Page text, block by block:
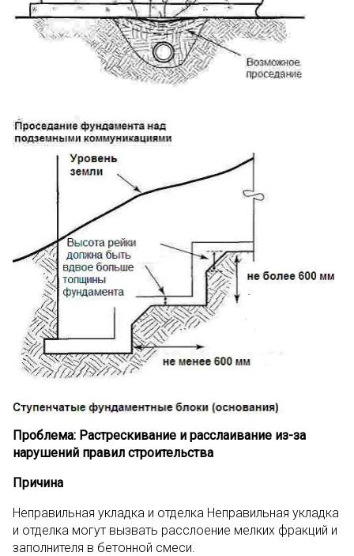
Проблема: Растрескивание и расслаивание из-за
нарушений правил строительства
Причина
Неправильная укладка и отделка Неправильная укладка
и отделка могут вызвать расслоение мелких фракций и
заполнителя в бетонной смеси.